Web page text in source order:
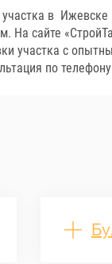
в Ижевске
На сайте
участка с
по